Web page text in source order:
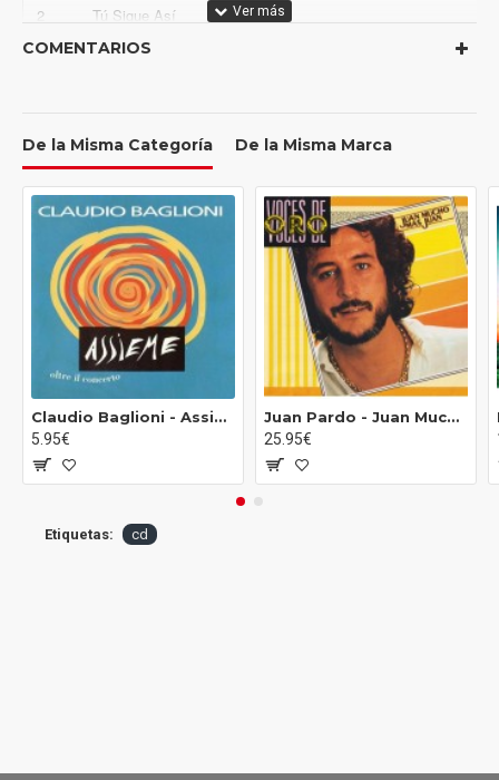
2 Tú Sigue Así
5 Lo Tengo Que Dejar
6 Falsa Moral
No Soy Bandera De Nadie
No Me Arrastraré
Muero Por Ti
Nada Queda Ya
COMENTARIOS
De la Misma Categoría De la Misma Marca
Claudio Baglioni ‎- Assieme Oltre Il Concerto (CD)
5.95€
Juan Pardo ‎- Juan Mucho Más Juan (CD)
25.95€
Etiquetas: cd